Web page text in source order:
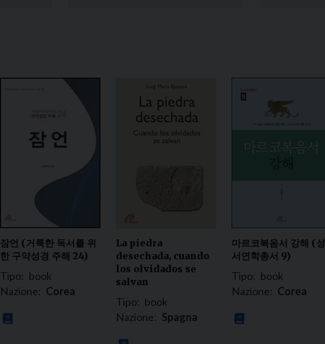
잠언 (거룩한 독서를 위
한 구약성경 주해 24)
Tipo: book
Nazione: Corea
La piedra
desechada, cuando
los olvidados se
salvan
Tipo: book
Nazione: Spagna
마르코복음서 강해 (성
서연학총서 9)
Tipo: book
Nazione: Corea